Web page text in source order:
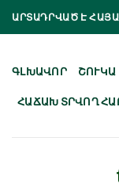
Skip
ԱՐՏԱԴՐՎԱԾ Է
ԳԼԽԱՎՈՐ ՇՈՒԿԱ
ՀԱՃԱԽ ՏՐՎՈՂ